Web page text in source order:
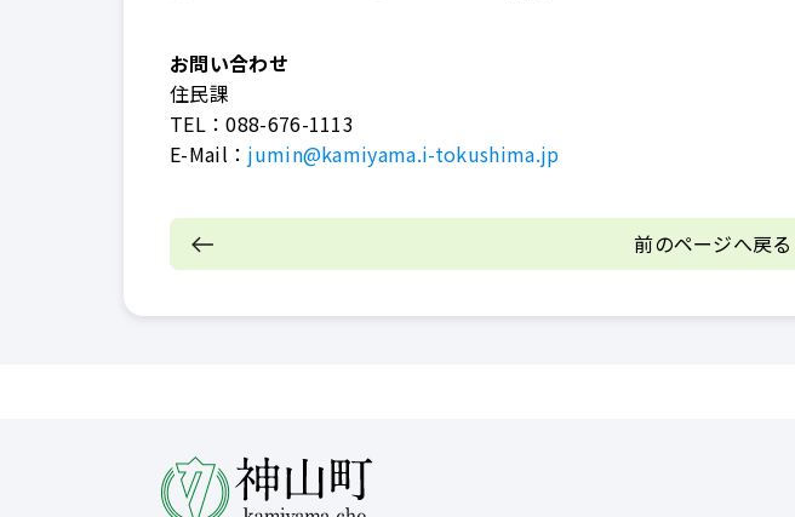
お問い合わせ
住民課
TEL：088-676-1113
E-Mail： jumin@kamiyama.i-tokushima.jp
前のページへ戻る